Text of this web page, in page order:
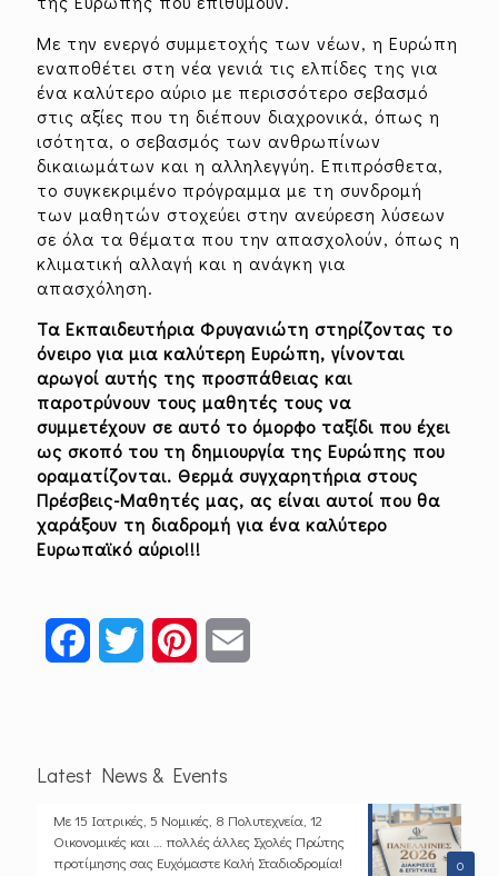
Με την ενεργό συμμετοχής των νέων, η Ευρώπη
εναποθέτει στη νέα γενιά τις ελπίδες της για
ένα καλύτερο αύριο με περισσότερο σεβασμό
στις αξίες που τη διέπουν διαχρονικά, όπως η
ισότητα, ο σεβασμός των ανθρωπίνων
δικαιωμάτων και η αλληλεγγύη. Επιπρόσθετα,
το συγκεκριμένο πρόγραμμα με τη συνδρομή
των μαθητών στοχεύει στην ανεύρεση λύσεων
σε όλα τα θέματα που την απασχολούν, όπως η
κλιματική αλλαγή και η ανάγκη για
απασχόληση.
Τα Εκπαιδευτήρια Φρυγανιώτη στηρίζοντας το
όνειρο για μια καλύτερη Ευρώπη, γίνονται
αρωγοί αυτής της προσπάθειας και
παροτρύνουν τους μαθητές τους να
συμμετέχουν σε αυτό το όμορφο ταξίδι που έχει
ως σκοπό του τη δημιουργία της Ευρώπης που
οραματίζονται. Θερμά συγχαρητήρια στους
Πρέσβεις-Μαθητές μας, ας είναι αυτοί που θα
χαράξουν τη διαδρομή για ένα καλύτερο
Ευρωπαϊκό αύριο!!!
FacebookTwitter Pinterest
Latest News & Events
0
Με 15 Ιατρικές, 5 Νομικές, 8 Πολυτεχνεία, 12
Οικονομικές και … πολλές άλλες Σχολές Πρώτης
προτίμησης σας Ευχόμαστε Καλή Σταδιοδρομία!